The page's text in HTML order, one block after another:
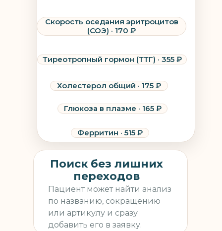
Поиск без лишних
переходов
Пациент может найти анализ
по названию, сокращению
или артикулу и сразу
добавить его в заявку.
Тиреотропный гормон (ТТГ) · 355 ₽
Ферритин · 515 ₽
Глюкоза в плазме · 165 ₽
Холестерол общий · 175 ₽
Скорость оседания эритроцитов
(СОЭ) · 170 ₽